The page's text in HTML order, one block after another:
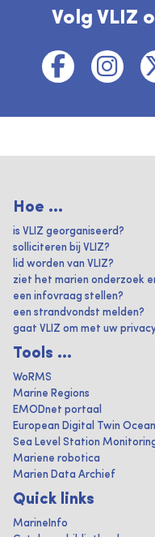
Volg VLIZ
Hoe ...
is VLIZ georganiseerd?
solliciteren bij VLIZ?
lid worden van VLIZ?
ziet het marien onderzoek
een infovraag stellen?
een strandvondst melden?
gaat VLIZ om met uw
Tools ...
WoRMS
Marine Regions
EMODnet portaal
European Digital Twin Ocean
Sea Level Station
Mariene robotica
Marien Data Archief
Quick links
MarineInfo